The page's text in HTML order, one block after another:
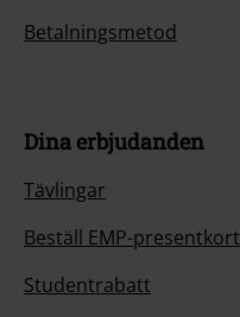
Betalningsmetod
Dina erbjudanden
Tävlingar
Beställ EMP-presentkort
Studentrabatt